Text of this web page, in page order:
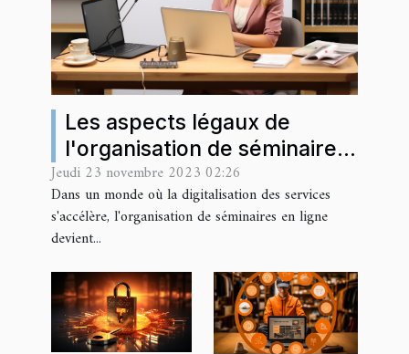
Les aspects légaux de
l'organisation de séminaires
en ligne pour les entreprises
normandes
Jeudi 23 novembre 2023 02:26
Dans un monde où la digitalisation des services
s'accélère, l'organisation de séminaires en ligne
devient...